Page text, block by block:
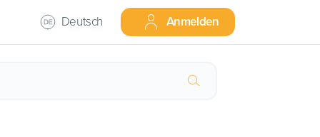
Deutsch Anmelden